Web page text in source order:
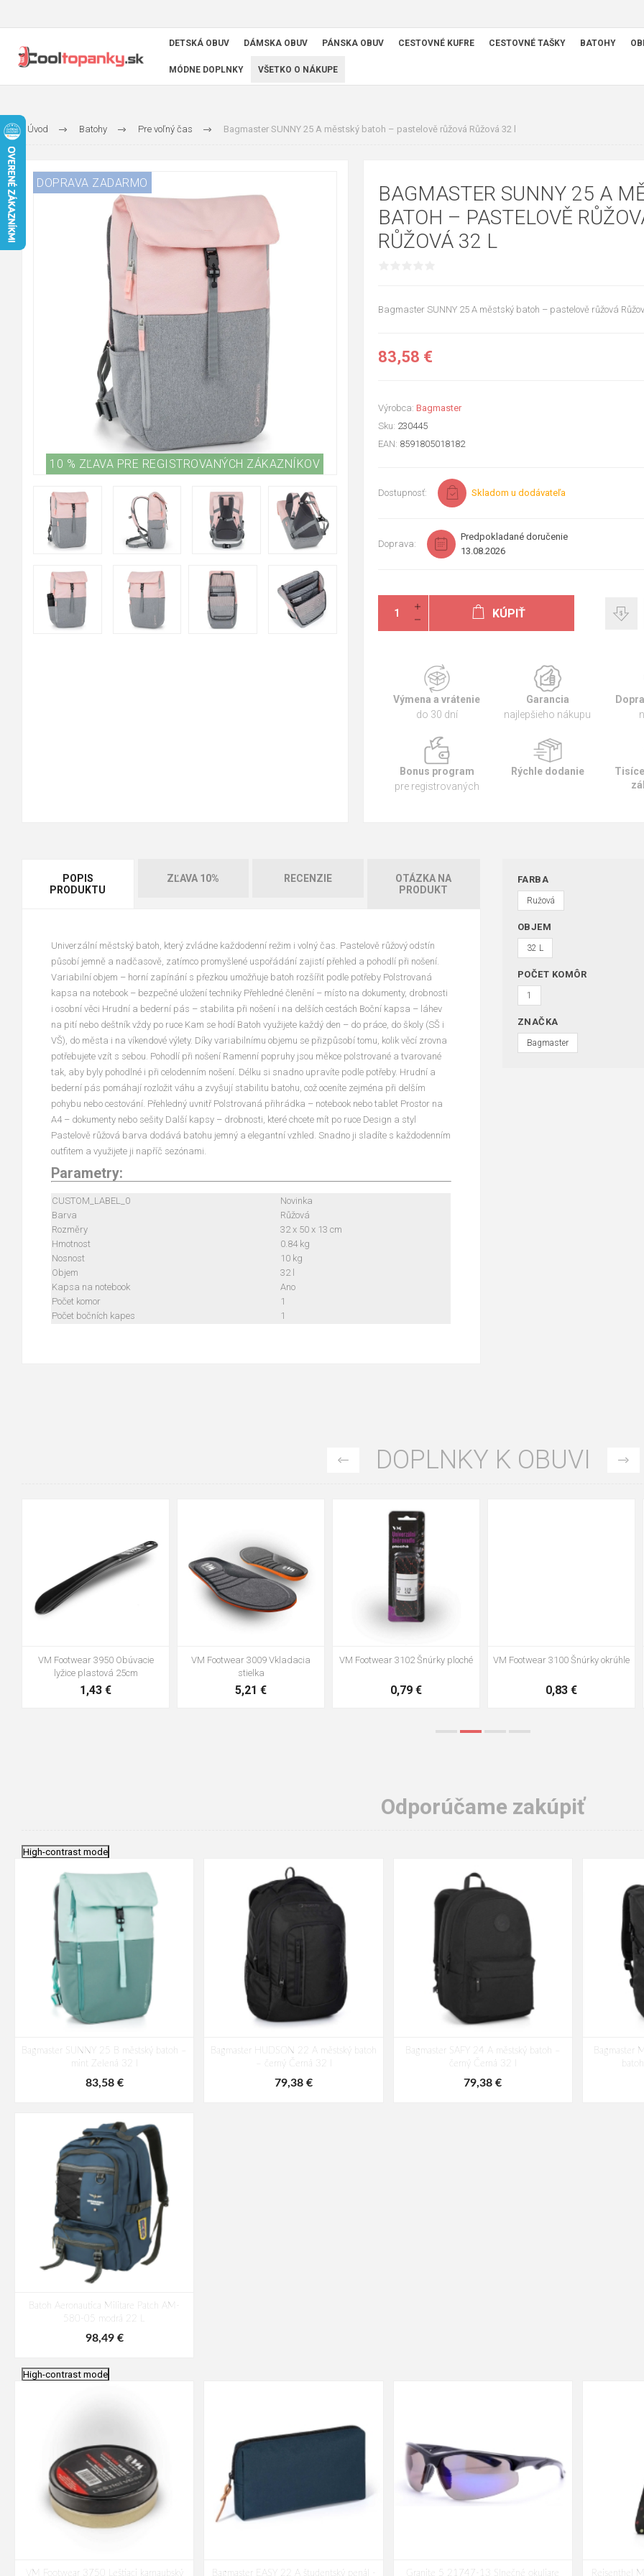
DETSKÁ OBUV DÁMSKA OBUV PÁNSKA OBUV CESTOVNÉ KUFRE CESTOVNÉ TAŠKY BATOHY
MÓDNE DOPLNKY VŠETKO O NÁKUPE
Úvod Batohy Pre voľný čas Bagmaster SUNNY 25 A městský batoh – pastelově růžová Růžová 32 l
DOPRAVA ZADARMO
10 % ZĽAVA PRE REGISTROVANÝCH ZÁKAZNÍKOV
BAGMASTER SUNNY 25 A
BATOH – PASTELOVĚ
RŮŽOVÁ 32 L
Bagmaster SUNNY 25 A městský batoh – pastelově růžová
83,58 €
Výrobca: Bagmaster
Sku: 230445
EAN: 8591805018182
Dostupnosť: Skladom u dodávateľa
Doprava:
Predpokladané doručenie
13.08.2026
KÚPIŤ
Výmena a vrátenie
do 30 dní
Garancia
najlepšieho nákupu
Bonus program
pre registrovaných
Rýchle dodanie
POPIS
PRODUKTU
ZĽAVA 10% RECENZIE
OTÁZKA NA
PRODUKT
Univerzální městský batoh, který zvládne každodenní režim i volný čas. Pastelově růžový odstín
působí jemně a nadčasově, zatímco promyšlené uspořádání zajistí přehled a pohodlí při nošení.
Variabilní objem – horní zapínání s přezkou umožňuje batoh rozšířit podle potřeby Polstrovaná
kapsa na notebook – bezpečné uložení techniky Přehledné členění – místo na dokumenty, drobnosti
i osobní věci Hrudní a bederní pás – stabilita při nošení i na delších cestách Boční kapsa – láhev
na pití nebo deštník vždy po ruce Kam se hodí Batoh využijete každý den – do práce, do školy (SŠ i
VŠ), do města i na víkendové výlety. Díky variabilnímu objemu se přizpůsobí tomu, kolik věcí zrovna
potřebujete vzít s sebou. Pohodlí při nošení Ramenní popruhy jsou měkce polstrované a tvarované
tak, aby byly pohodlné i při celodenním nošení. Délku si snadno upravíte podle potřeby. Hrudní a
bederní pás pomáhají rozložit váhu a zvyšují stabilitu batohu, což oceníte zejména při delším
pohybu nebo cestování. Přehledný uvnitř Polstrovaná přihrádka – notebook nebo tablet Prostor na
A4 – dokumenty nebo sešity Další kapsy – drobnosti, které chcete mít po ruce Design a styl
Pastelově růžová barva dodává batohu jemný a elegantní vzhled. Snadno ji sladíte s každodenním
outfitem a využijete ji napříč sezónami.
Parametry:
CUSTOM_LABEL_0
Novinka
Barva
Růžová
Rozměry
32 x 50 x 13 cm
Hmotnost
0.84 kg
Nosnost
10 kg
Objem
32 l
Kapsa na notebook
Ano
Počet komor
1
Počet bočních kapes
1
FARBA
Ružová
OBJEM
32 L
POČET KOMÔR
1
ZNAČKA
Bagmaster
DOPLNKY K OBUVI
VM Footwear 3950 Obúvacie
lyžice plastová 25cm
1,43 €
VM Footwear 3009 Vkladacia
stielka
5,21 €
VM Footwear 3102 Šnúrky ploché
0,79 €
125cm
VM Footwear 3100 Šnúrky okrúhle
0,83 €
Odporúčame zakúpiť
High-contrast mode
Bagmaster SUNNY 25 B městský batoh –
mint Zelená 32 l
83,58 €
Bagmaster HUDSON 22 A městský batoh
– černý Černá 32 l
79,38 €
Bagmaster SAFY 24 A městský batoh –
černý Černá 32 l
79,38 €
Bagmaster
Batoh Aeronautica Militare Patch AM-
580-05 modrá 22 L
98,49 €
High-contrast mode
VM Footwear 3750 Leštiaci karnaubský Bagmaster EASY 22 A študentský penál - Granite 5 21747-13 Slnečné okuliare Reisenthel